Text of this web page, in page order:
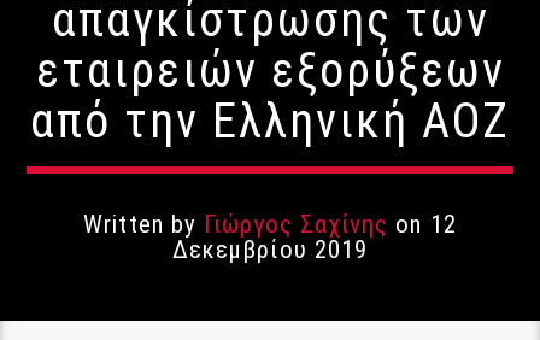
απαγκίστρωσης των
εταιρειών εξορύξεων
από την Ελληνική ΑΟΖ
Written by Γιώργος Σαχίνης on 12
Δεκεμβρίου 2019